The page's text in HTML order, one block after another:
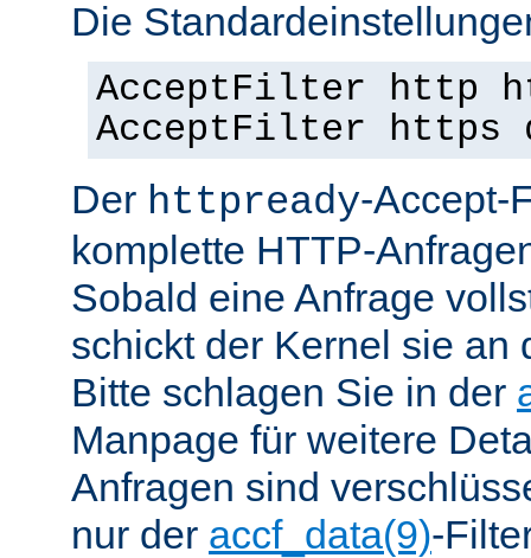
Die
AcceptFilter http
AcceptFilter https
Der httpready-Accept-
komplette HTTP-
Sobald eine Anfrage
schickt der Kernel sie an
Bitte schlagen Sie in der
Manpage für weitere
Anfragen sind
nur der accf_data(9)-